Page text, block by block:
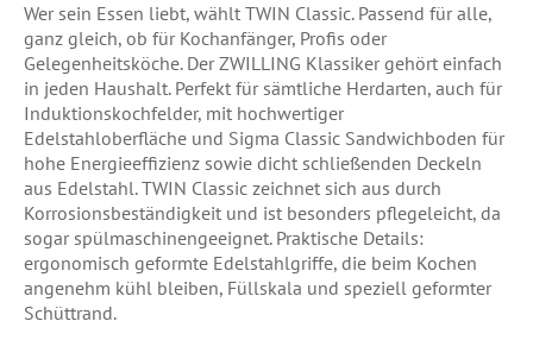
Wer sein Essen liebt, wählt TWIN Classic. Passend für alle,
ganz gleich, ob für Kochanfänger, Profis oder
Gelegenheitsköche. Der ZWILLING Klassiker gehört einfach
in jeden Haushalt. Perfekt für sämtliche Herdarten, auch für
Induktionskochfelder, mit hochwertiger
Edelstahloberfläche und Sigma Classic Sandwichboden für
hohe Energieeffizienz sowie dicht schließenden Deckeln
aus Edelstahl. TWIN Classic zeichnet sich aus durch
Korrosionsbeständigkeit und ist besonders pflegeleicht, da
sogar spülmaschinengeeignet. Praktische Details:
ergonomisch geformte Edelstahlgriffe, die beim Kochen
angenehm kühl bleiben, Füllskala und speziell geformter
Schüttrand.